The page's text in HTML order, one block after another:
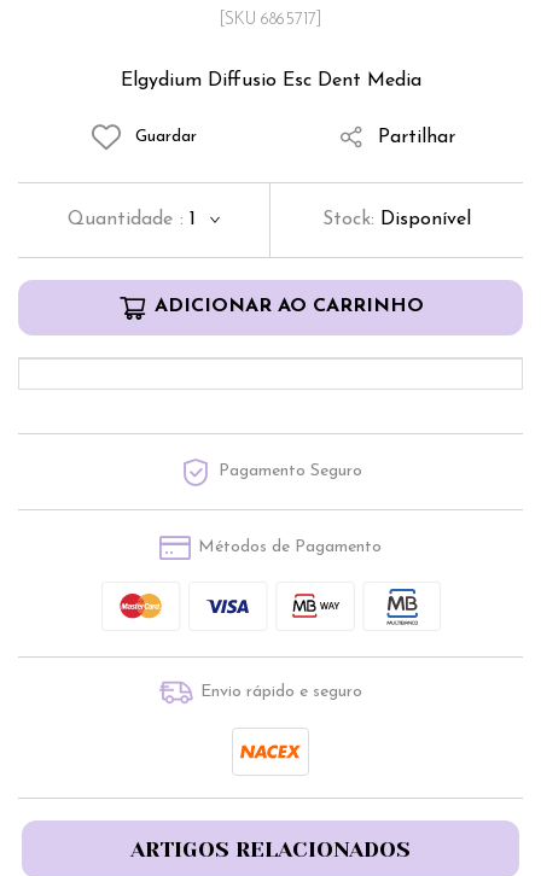
Elgydium Diffusio Esc Dent Media
[SKU 6865717]
Guardar Partilhar
Quantidade : 1 Stock: Disponível
ADICIONAR AO CARRINHO
Pagamento Seguro
Métodos de Pagamento
Envio rápido e seguro
ARTIGOS RELACIONADOS